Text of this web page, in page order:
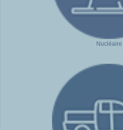
Nucléaire